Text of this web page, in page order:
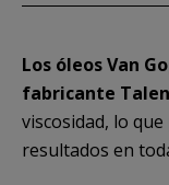
Los óleos Van
fabricante
viscosidad, lo
resultados en